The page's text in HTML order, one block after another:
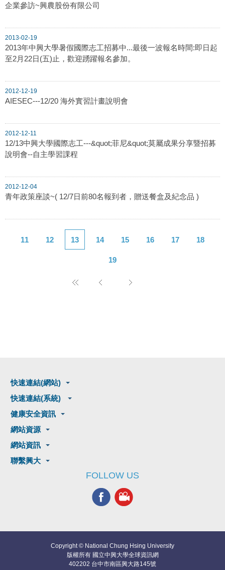
企業參訪~興農股份有限公司
2013-02-19
2013年中興大學暑假國際志工招募中...最後一波報名時間:即日起
至2月22日(五)止，歡迎踴躍報名參加。
2012-12-19
AIESEC---12/20 海外實習計畫說明會
2012-12-11
12/13中興大學國際志工---&quot;菲尼&quot;莫屬成果分享暨招募
說明會--自主學習課程
2012-12-04
青年政策座談~( 12/7日前80名報到者，贈送餐盒及紀念品 )
11 12 13 14 15 16 17 18
19
快速連結(網站)
快速連結(系統)
健康安全資訊
網站資源
網站資訊
聯繫興大
FOLLOW US
Copyright © National Chung Hsing University
版權所有 國立中興大學全球資訊網
402202 台中市南區興大路145號